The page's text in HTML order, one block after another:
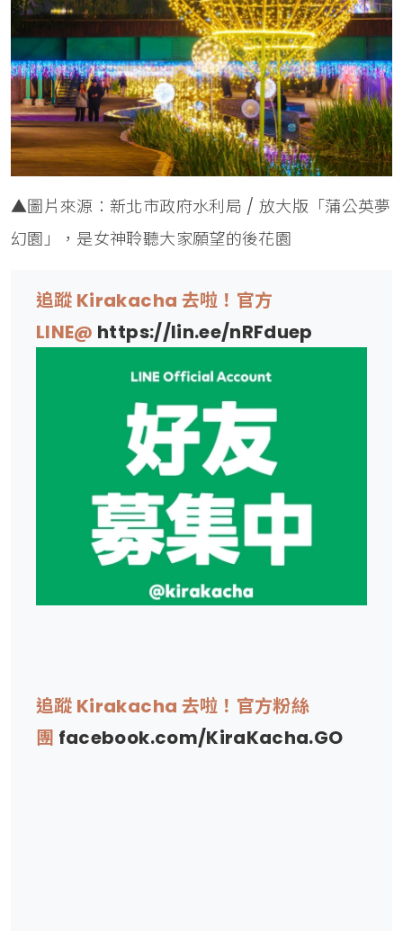
▲圖片來源：新北市政府水利局 / 放大版「蒲公英夢
幻園」，是女神聆聽大家願望的後花園
追蹤 Kirakacha 去啦！官方
LINE@ https://lin.ee/nRFduep
追蹤 Kirakacha 去啦！官方粉絲
團 facebook.com/KiraKacha.GO